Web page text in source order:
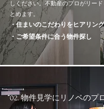
しください。不動産のプロがリー
とめます。
・住まいのこだわりをヒアリング
・ご希望条件に合う物件探し
02. 物件見学にリノベのプ